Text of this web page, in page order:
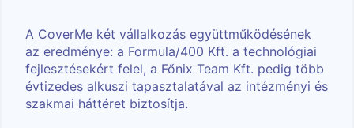
A CoverMe két vállalkozás együttműködésének
az eredménye: a Formula/400 Kft. a technológiai
fejlesztésekért felel, a Főnix Team Kft. pedig több
évtizedes alkuszi tapasztalatával az intézményi és
szakmai háttéret biztosítja.